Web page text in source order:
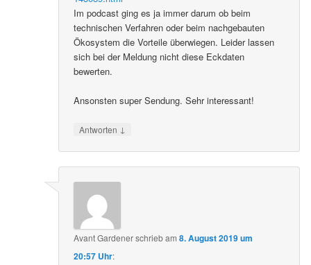
Im podcast ging es ja immer darum ob beim
technischen Verfahren oder beim nachgebauten
Ökosystem die Vorteile überwiegen. Leider lassen
sich bei der Meldung nicht diese Eckdaten
bewerten.
Ansonsten super Sendung. Sehr interessant!
Antworten ↓
Avant Gardenerschriebam8. August 2019 um
20:57 Uhr: